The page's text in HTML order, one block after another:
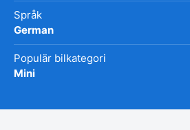
Språk
German
Populär bilkategori
Mini